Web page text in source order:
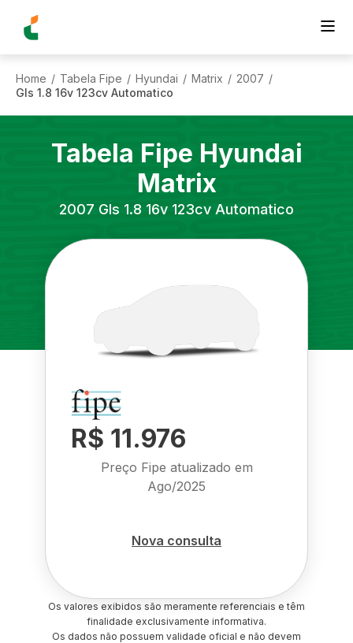
Home / Tabela Fipe / Hyundai / Matrix / 2007 /
Gls 1.8 16v 123cv Automatico
Tabela Fipe Hyundai
Matrix
2007 Gls 1.8 16v 123cv Automatico
R$ 11.976
Preço Fipe atualizado em
Ago/2025
Nova consulta
Os valores exibidos são meramente referenciais e têm
finalidade exclusivamente informativa.
Os dados não possuem validade oficial e não devem